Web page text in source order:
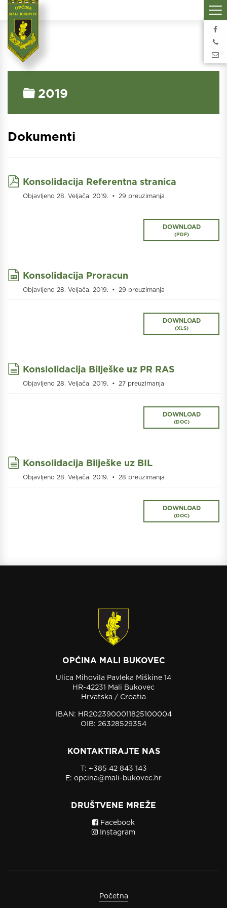
Folder
2019
Dokumenti
pdf
Konsolidacija Referentna stranica
Objavljeno 28. Veljača. 2019. 29 preuzimanja
DOWNLOAD
(PDF)
spreadsheet
Konsolidacija Proracun
Objavljeno 28. Veljača. 2019. 29 preuzimanja
DOWNLOAD
(XLS)
document
Konslolidacija Bilješke uz PR RAS
Objavljeno 28. Veljača. 2019. 27 preuzimanja
DOWNLOAD
(DOC)
document
Konsolidacija Bilješke uz BIL
Objavljeno 28. Veljača. 2019. 28 preuzimanja
DOWNLOAD
(DOC)
OPĆINA MALI BUKOVEC
Ulica Mihovila Pavleka Miškine 14
HR-42231 Mali Bukovec
Hrvatska / Croatia
IBAN: HR2023900011825100004
OIB: 26328529354
KONTAKTIRAJTE NAS
T: +385 42 843 143
E: opcina@mali-bukovec.hr
DRUŠTVENE MREŽE
Facebook
Instagram
Početna